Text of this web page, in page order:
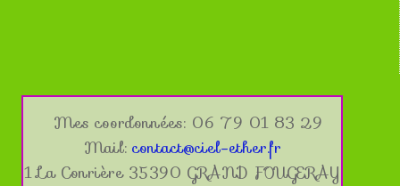
Mes coordonnées: 06 79 01 83 29
Mail: contact@ciel-ether.fr
1 La Conrière 35390 GRAND FOUGERAY